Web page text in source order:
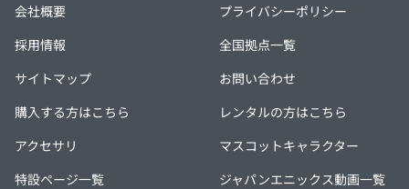
会社概要
プライバシーポリシー
採用情報
全国拠点一覧
サイトマップ
お問い合わせ
購入する方はこちら
レンタルの方はこちら
アクセサリ
マスコットキャラクター
特設ページ一覧
ジャパンエニックス動画一覧